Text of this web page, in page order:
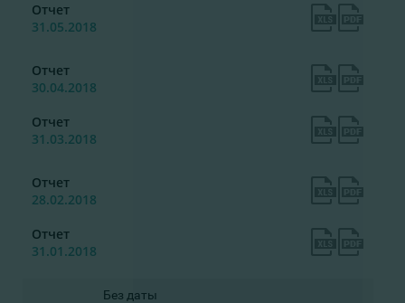
Отчет
31.05.2018
Отчет
30.04.2018
Отчет
31.03.2018
Отчет
28.02.2018
Отчет
31.01.2018
Без даты